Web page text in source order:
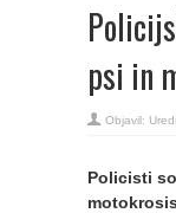
psi in
Objavil:
Policisti